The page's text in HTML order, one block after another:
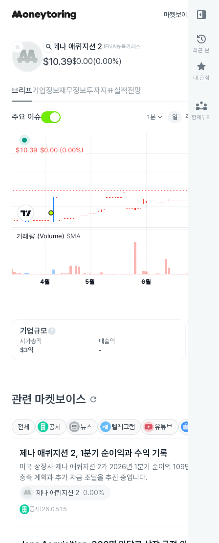
마켓보이스
star search 제나 애퀴지션 2JENA뉴욕거래소
$10.39$0.00(0.00%)
브리프기업정보재무정보투자지표실적전망
주요 이슈 1분keyboard_arrow_down 일 주 월
기업규모help
시가총액
$3억
매출액
-
관련 마켓보이스 refresh
전체 공시 뉴스 텔레그램 유튜브
제나 애퀴지션 2, 1분기 순이익과 수익 기록
미국 상장사 제나 애퀴지션 2가 2026년 1분기 순이익 109만6,230
충족 계획과 추가 자금 조달을 추진 중입니다.
제나 애퀴지션 2 0.00%
공시 26.05.15
right_panel_open
history
최근 본
star
내 관심
partner_exchange
함께투자